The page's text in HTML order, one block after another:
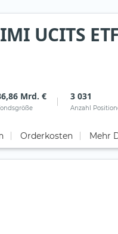
UCITS
Mrd. € 3 031
Anzahl
Orderkosten Mehr